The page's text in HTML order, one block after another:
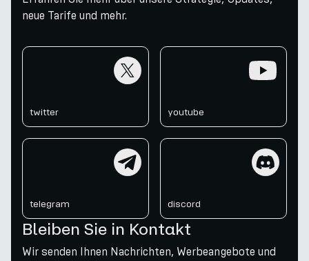
neue Tarife und mehr.
twitter youtube
telegram discord
Bleiben Sie in Kontakt
Wir senden Ihnen Nachrichten, Werbeangebote und